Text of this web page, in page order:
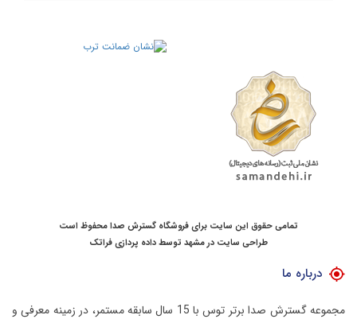
تمامی حقوق این سایت برای فروشگاه گسترش صدا محفوظ است
طراحی سایت در مشهد توسطداده پردازی فراتک
درباره ما
مجموعه گسترش صدا برتر توس با 15 سال سابقه مستمر، در زمینه معرفی و